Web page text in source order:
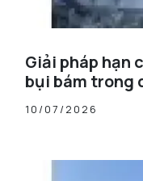
Giải pháp hạn
bụi bám trong
10/07/2026